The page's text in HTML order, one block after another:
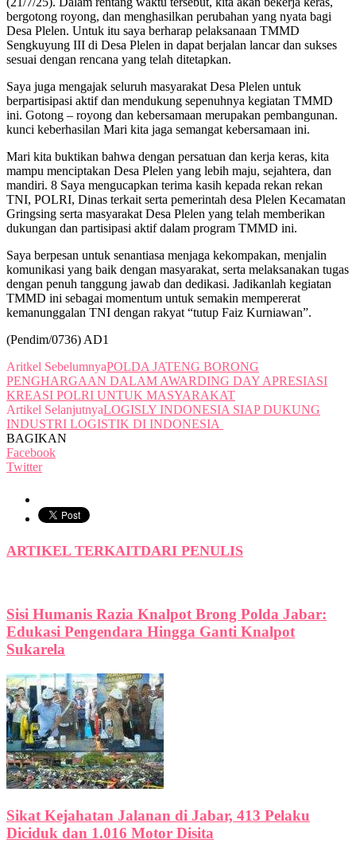
bergotong royong, dan menghasilkan perubahan yang nyata bagi
Desa Plelen. Untuk itu saya berharap pelaksanaan TMMD
Sengkuyung III di Desa Plelen in dapat berjalan lancar dan sukses
sesuai dengan rencana yang telah ditetapkan.
Saya juga mengajak seluruh masyarakat Desa Plelen untuk
berpartisipasi aktif dan mendukung sepenuhnya kegiatan TMMD
ini. Gotong – royong dan kebersamaan merupakan pembangunan.
kunci keberhasilan Mari kita jaga semangat kebersamaan ini.
Mari kita buktikan bahwa dengan persatuan dan kerja keras, kita
mampu menciptakan Desa Plelen yang lebih maju, sejahtera, dan
mandiri. 8 Saya mengucapkan terima kasih kepada rekan rekan
TNI, POLRI, Dinas terkait serta pemerintah desa Plelen Kecamatan
Gringsing serta masyarakat Desa Plelen yang telah memberikan
dukungan dan partisipasi aktif dalam program TMMD ini.
Saya berpesan untuk senantiasa menjaga kekompakan, menjalin
komunikasi yang baik dengan masyarakat, serta melaksanakan tugas
dengan penuh tanggung jawab dan dedikasi. Jadikanlah kegiatan
TMMD ini sebagai momentum untuk semakin mempererat
kemanunggalan TNI dengan rakyat “tutup Faiz Kurniawan”.
(Pendim/0736) AD1
Aritkel SebelumnyaPOLDA JATENG BORONG
PENGHARGAAN DALAM AWARDING DAY APRESIASI
KREASI POLRI UNTUK MASYARAKAT
Artikel SelanjutnyaLOGISLY INDONESIA SIAP DUKUNG
INDUSTRI LOGISTIK DI INDONESIA
BAGIKAN
Facebook
Twitter
ARTIKEL TERKAITDARI PENULIS
Sisi Humanis Razia Knalpot Brong Polda Jabar:
Edukasi Pengendara Hingga Ganti Knalpot
Sukarela
Sikat Kejahatan Jalanan di Jabar, 413 Pelaku
Diciduk dan 1.016 Motor Disita